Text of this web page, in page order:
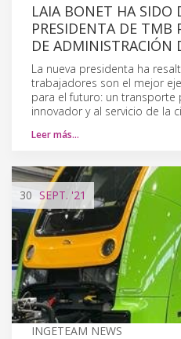
LAIA BONET HA SIDO
PRESIDENTA DE TMB
DE ADMINISTRACIÓN
La nueva presidenta ha
trabajadores son el mejor
para el futuro: un transporte
innovador y al servicio de la
Leer más…
30 SEPT. '21
INGETEAM NEWS